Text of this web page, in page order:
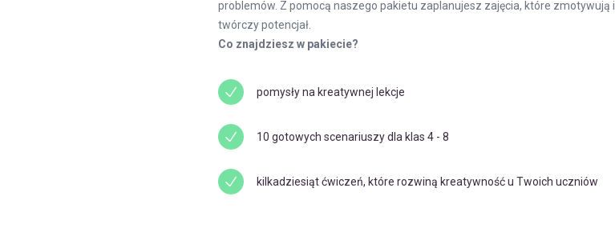
problemów. Z pomocą naszego pakietu zaplanujesz zajęcia, które
twórczy potencjał.
Co znajdziesz w pakiecie?
pomysły na kreatywnej lekcje
10 gotowych scenariuszy dla klas 4 - 8
kilkadziesiąt ćwiczeń, które rozwiną kreatywność u Twoich uczniów